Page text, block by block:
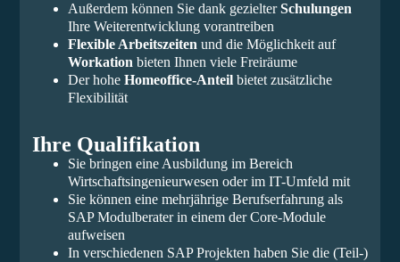
Außerdem können Sie dank gezielterSchulungen
Ihre Weiterentwicklung vorantreiben
Flexible Arbeitszeiten und die Möglichkeit auf
Workation bieten Ihnen viele Freiräume
Der hohe Homeoffice-Anteilbietet zusätzliche
Flexibilität
Ihre Qualifikation
Sie bringen eine Ausbildung im Bereich
Wirtschaftsingenieurwesen oder im IT-Umfeld mit
Sie können eine mehrjährige Berufserfahrung als
SAP Modulberater in einem der Core-Module
aufweisen
In verschiedenen SAP Projekten haben Sie die (Teil-)